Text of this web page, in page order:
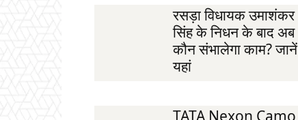
रसड़ा विधायक उमाशंकर
सिंह के निधन के बाद अब
कौन संभालेगा काम? जानें
यहां